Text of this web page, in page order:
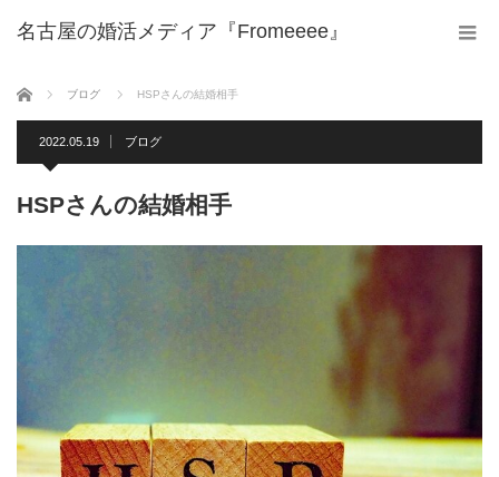
名古屋の婚活メディア『Fromeeee』
ホーム ブログ HSPさんの結婚相手
2022.05.19 ブログ
HSPさんの結婚相手